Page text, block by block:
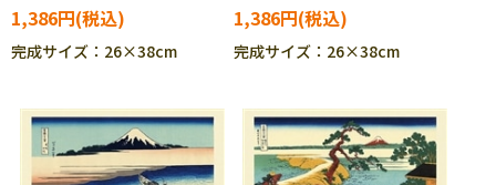
1,386円
完成サイズ：26×38cm
1,386円
完成サイズ：26×38cm